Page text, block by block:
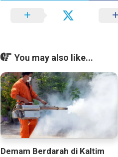
You may also like...
Demam Berdarah di Kaltim